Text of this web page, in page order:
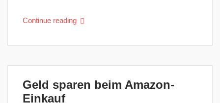
Continue reading
Geld sparen beim Amazon-
Einkauf